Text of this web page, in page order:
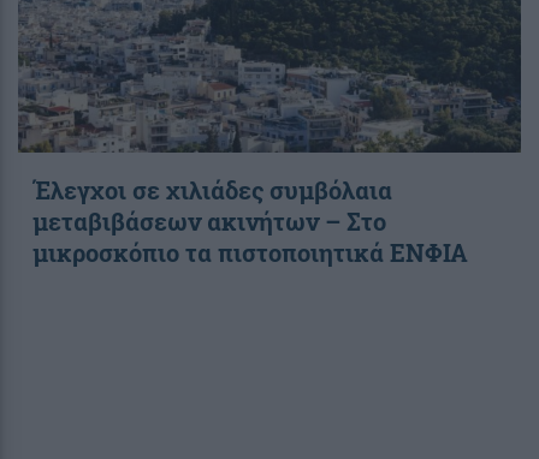
Έλεγχοι σε χιλιάδες συμβόλαια
μεταβιβάσεων ακινήτων – Στο
μικροσκόπιο τα πιστοποιητικά ΕΝΦΙΑ